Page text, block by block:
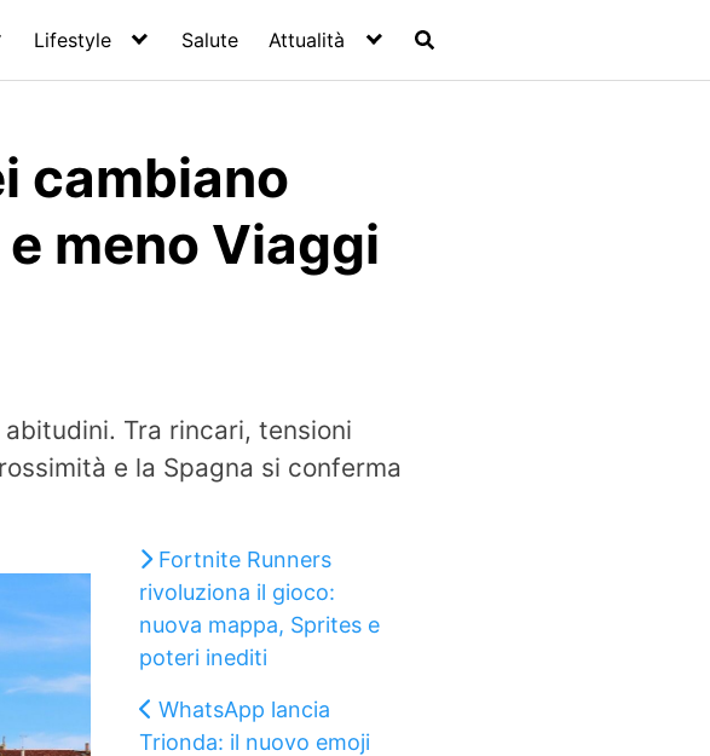
Lifestyle Salute Attualità
cambiano
meno Viaggi
Tra rincari, tensioni
e la Spagna si conferma
Fortnite Runners
rivoluziona il gioco:
nuova mappa, Sprites e
poteri inediti
WhatsApp lancia
Trionda: il nuovo emoji